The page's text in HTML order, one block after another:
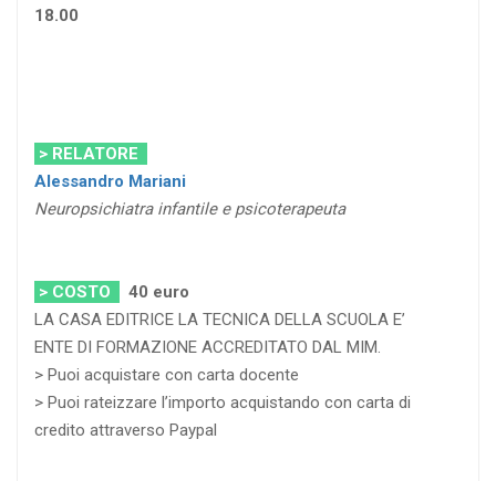
18.00
> RELATORE
Alessandro Mariani
Neuropsichiatra infantile e psicoterapeuta
> COSTO
40 euro
LA CASA EDITRICE LA TECNICA DELLA SCUOLA E’
ENTE DI FORMAZIONE ACCREDITATO DAL MIM.
> Puoi acquistare con carta docente
> Puoi rateizzare l’importo acquistando con carta di
credito attraverso Paypal